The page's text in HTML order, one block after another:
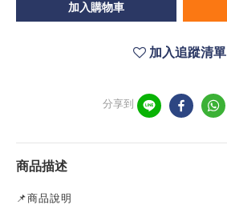
加入購物車
加入追蹤清單
分享到
商品描述
📌商品說明